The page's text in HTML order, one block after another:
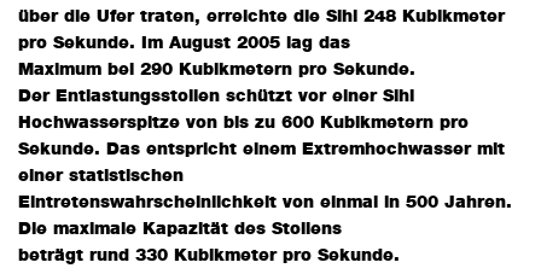
über die Ufer traten, erreichte die Sihl 248 Kubikmeter
pro Sekunde. Im August 2005 lag das
Maximum bei 290 Kubikmetern pro Sekunde.
Der Entlastungsstollen schützt vor einer Sihl
Hochwasserspitze von bis zu 600 Kubikmetern pro
Sekunde. Das entspricht einem Extremhochwasser mit
einer statistischen
Eintretenswahrscheinlichkeit von einmal in 500 Jahren.
Die maximale Kapazität des Stollens
beträgt rund 330 Kubikmeter pro Sekunde.